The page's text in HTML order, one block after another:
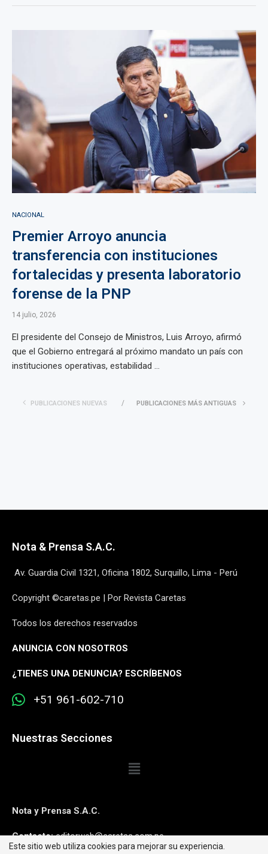
NACIONAL
Premier Arroyo anuncia
transferencia con instituciones
fortalecidas y presenta laboratorio
forense de la PNP
14 julio, 2026
El presidente del Consejo de Ministros, Luis Arroyo, afirmó
que el Gobierno entregará al próximo mandato un país con
instituciones operativas, estabilidad ...
PUBLICACIONES NUEVAS PUBLICACIONES MÁS ANTIGUAS
Nota & Prensa S.A.C.
Av. Guardia Civil 1321, Oficina 1802, Surquillo, Lima - Perú
Copyright ©caretas.pe | Por Revista Caretas
Todos los derechos reservados
ANUNCIA CON NOSOTROS
¿TIENES UNA DENUNCIA? ESCRÍBENOS
+51 961-602-710
Nuestras Secciones
Nota y Prensa S.A.C.
Contacto:editorweb@caretas.com.pe
Este sitio web utiliza cookies para mejorar su experiencia.